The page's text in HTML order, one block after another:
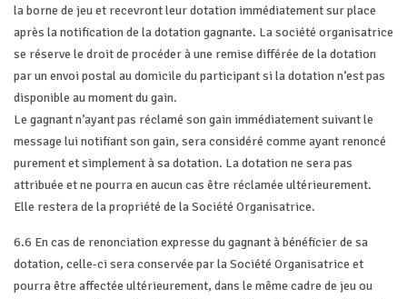
la borne de jeu et recevront leur dotation immédiatement sur place
après la notification de la dotation gagnante. La société organisatrice
se réserve le droit de procéder à une remise différée de la dotation
par un envoi postal au domicile du participant si la dotation n’est pas
disponible au moment du gain.
Le gagnant n’ayant pas réclamé son gain immédiatement suivant le
message lui notifiant son gain, sera considéré comme ayant renoncé
purement et simplement à sa dotation. La dotation ne sera pas
attribuée et ne pourra en aucun cas être réclamée ultérieurement.
Elle restera de la propriété de la Société Organisatrice.
6.6 En cas de renonciation expresse du gagnant à bénéficier de sa
dotation, celle-ci sera conservée par la Société Organisatrice et
pourra être affectée ultérieurement, dans le même cadre de jeu ou